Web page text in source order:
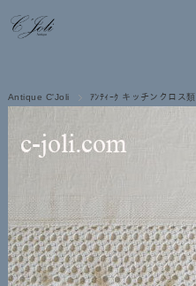
Antique C'Joli ｱﾝﾃｨｰｸ キッチンクロス類